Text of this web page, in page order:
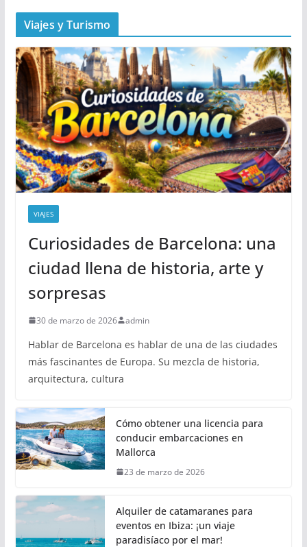
Viajes y Turismo
VIAJES
Curiosidades de Barcelona: una
ciudad llena de historia, arte y
sorpresas
30 de marzo de 2026 admin
Hablar de Barcelona es hablar de una de las ciudades
más fascinantes de Europa. Su mezcla de historia,
arquitectura, cultura
Cómo obtener una licencia para
conducir embarcaciones en
Mallorca
23 de marzo de 2026
Alquiler de catamaranes para
eventos en Ibiza: ¡un viaje
paradisíaco por el mar!